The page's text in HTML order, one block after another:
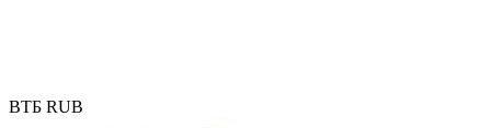
ВТБ RUB